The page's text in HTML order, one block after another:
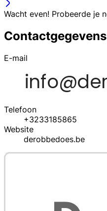
Wacht even! Probeerde je
Contactgegevens
E-mail
Telefoon
+3233185865
Website
derobbedoes.be